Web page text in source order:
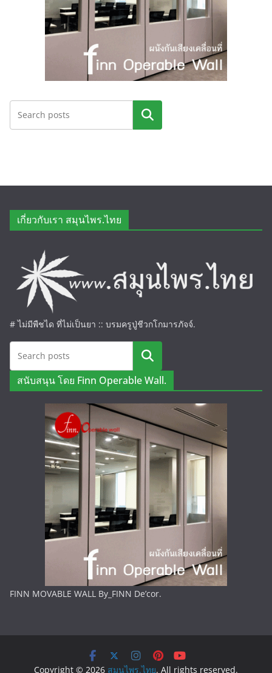
ค้นหา
เกี่ยวกับเรา สมุนไพร.ไทย
# ไม่มีพืชได ที่ไม่เป็นยา :: บรมครูปู่ชีวกโกมารภัจจ์.
ค้นหา
สนับสนุน โดย Finn Operable Wall.
FINN MOVABLE WALL By_FINN De’cor.
Copyright © 2026 สมุนไพร.ไทย. All rights reserved.